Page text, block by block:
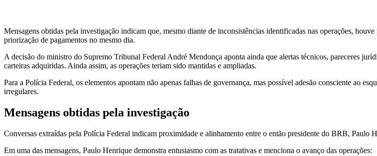
Mensagens obtidas pela investigação indicam que, mesmo diante de inconsistências identificadas nas operações,
priorização de pagamentos no mesmo dia.
A decisão do ministro do Supremo Tribunal Federal André Mendonça aponta ainda que alertas técnicos, pareceres
carteiras adquiridas. Ainda assim, as operações teriam sido mantidas e ampliadas.
Para a Polícia Federal, os elementos apontam não apenas falhas de governança, mas possível adesão consciente ao
irregulares.
Mensagens obtidas pela investigação
Conversas extraídas pela Polícia Federal indicam proximidade e alinhamento entre o então presidente do BRB, Paulo
Em uma das mensagens, Paulo Henrique demonstra entusiasmo com as tratativas e menciona o avanço das operações: